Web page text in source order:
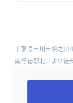
千葉県市川市相之川
南行徳駅北口より徒